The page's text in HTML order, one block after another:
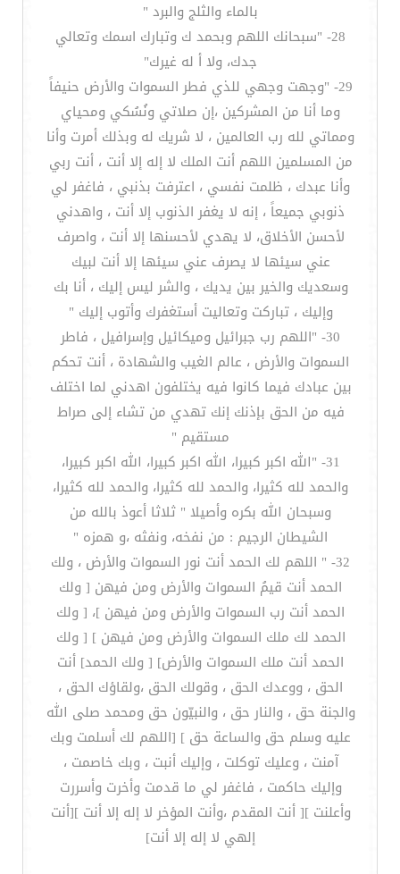
بالماء والثلج والبرد "
28- "سبحانك اللهم وبحمد ك وتبارك اسمك وتعالي
جدك، ولا أ له غيرك"
29- "وجهت وجهي للذي فطر السموات والأرض حنيفاً
وما أنا من المشركين ،إن صلاتي ونُسُكي ومحياي
ومماتي لله رب العالمين ، لا شريك له وبذلك أمرت وأنا
من المسلمين اللهم أنت الملك لا إله إلا أنت ، أنت ربي
وأنا عبدك ، ظلمت نفسي ، اعترفت بذنبي ، فاغفر لي
ذنوبي جميعاً ، إنه لا يغفر الذنوب إلا أنت ، واهدني
لأحسن الأخلاق، لا يهدي لأحسنها إلا أنت ، واصرف
عني سيئها لا يصرف عني سيئها إلا أنت لبيك
وسعديك والخير بين يديك ، والشر ليس إليك ، أنا بك
وإليك ، تباركت وتعاليت أستغفرك وأتوب إليك "
30- "اللهم رب جبرائيل وميكائيل وإسرافيل ، فاطر
السموات والأرض ، عالم الغيب والشهادة ، أنت تحكم
بين عبادك فيما كانوا فيه يختلفون اهدني لما اختلف
فيه من الحق بإذنك إنك تهدي من تشاء إلى صراط
مستقيم "
31- "الله اكبر كبيرا، الله اكبر كبيرا، الله اكبر كبيرا،
والحمد لله كثيرا، والحمد لله كثيرا، والحمد لله كثيرا،
وسبحان الله بكره وأصيلا " ثلاثا أعوذ بالله من
الشيطان الرجيم : من نفخه، ونفثه ،و همزه "
32- " اللهم لك الحمد أنت نور السموات والأرض ، ولك
الحمد أنت قيمُ السموات والأرض ومن فيهن [ ولك
الحمد أنت رب السموات والأرض ومن فيهن ]، [ ولك
الحمد لك ملك السموات والأرض ومن فيهن ] [ ولك
الحمد أنت ملك السموات والأرض] [ ولك الحمد] أنت
الحق ، ووعدك الحق ، وقولك الحق ،ولقاؤك الحق ،
والجنة حق ، والنار حق ، والنبيّون حق ومحمد صلى الله
عليه وسلم حق والساعة حق ] [اللهم لك أسلمت وبك
آمنت ، وعليك توكلت ، وإليك أنبت ، وبك خاصمت ،
وإليك حاكمت ، فاغفر لي ما قدمت وأخرت وأسررت
وأعلنت ][ أنت المقدم ،وأنت المؤخر لا إله إلا أنت ][أنت
إلهي لا إله إلا أنت]